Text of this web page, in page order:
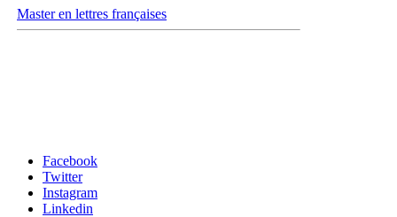
Master en lettres françaises
Facebook
Twitter
Instagram
Linkedin